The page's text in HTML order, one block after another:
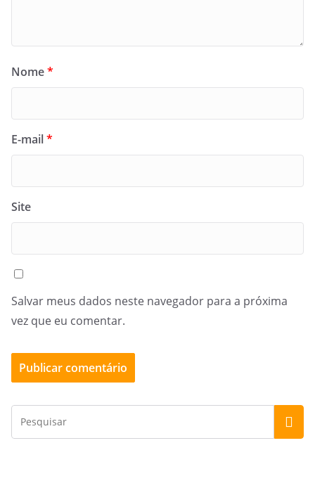
Nome*
E-mail*
Site
Salvar meus dados neste navegador para a próxima
vez que eu comentar.